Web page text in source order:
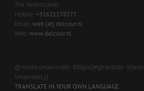
The Netherlands
Mobile: +31621278277
Email: web [at] delcour.nl
Web: www.delcour.nl
@media (max-width: 800px){#gtranslate-
!important;}}
TRANSLATE IN YOUR OWN LANGUAGE